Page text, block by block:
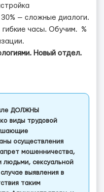
— сложные диалоги.
часы. Обучим. %
Новый отдел.
ДОЛЖНЫ
виды трудовой
осуществления
мошенничества,
людьми, сексуальной
выявления в
таким